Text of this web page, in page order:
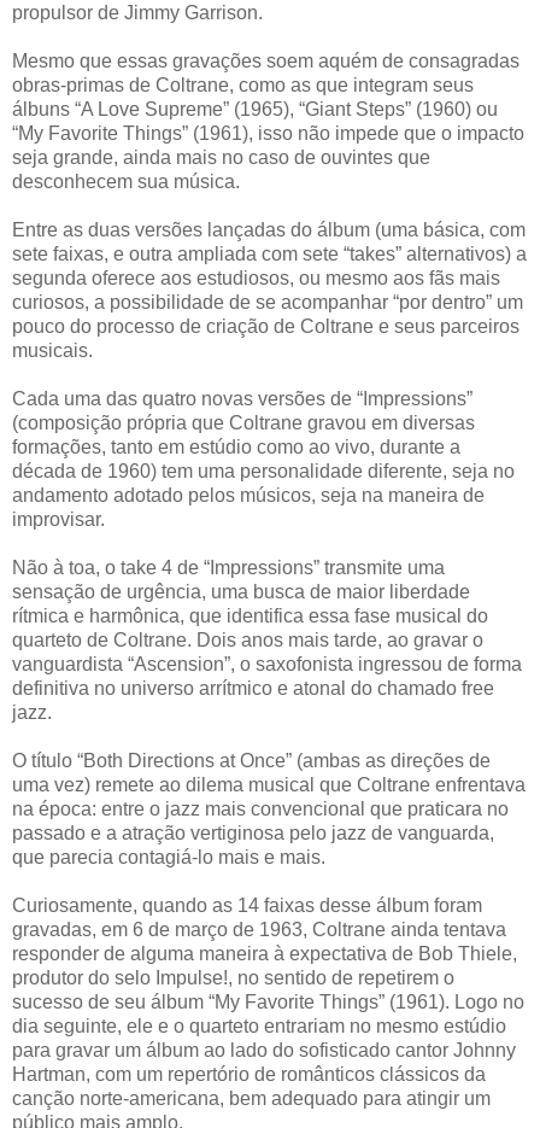
propulsor de Jimmy Garrison.
Mesmo que essas gravações soem aquém de consagradas
obras-primas de Coltrane, como as que integram seus
álbuns “A Love Supreme” (1965), “Giant Steps” (1960) ou
“My Favorite Things” (1961), isso não impede que o impacto
seja grande, ainda mais no caso de ouvintes que
desconhecem sua música.
Entre as duas versões lançadas do álbum (uma básica, com
sete faixas, e outra ampliada com sete “takes” alternativos) a
segunda oferece aos estudiosos, ou mesmo aos fãs mais
curiosos, a possibilidade de se acompanhar “por dentro” um
pouco do processo de criação de Coltrane e seus parceiros
musicais.
Cada uma das quatro novas versões de “Impressions”
(composição própria que Coltrane gravou em diversas
formações, tanto em estúdio como ao vivo, durante a
década de 1960) tem uma personalidade diferente, seja no
andamento adotado pelos músicos, seja na maneira de
improvisar.
Não à toa, o take 4 de “Impressions” transmite uma
sensação de urgência, uma busca de maior liberdade
rítmica e harmônica, que identifica essa fase musical do
quarteto de Coltrane. Dois anos mais tarde, ao gravar o
vanguardista “Ascension”, o saxofonista ingressou de forma
definitiva no universo arrítmico e atonal do chamado free
jazz.
O título “Both Directions at Once” (ambas as direções de
uma vez) remete ao dilema musical que Coltrane enfrentava
na época: entre o jazz mais convencional que praticara no
passado e a atração vertiginosa pelo jazz de vanguarda,
que parecia contagiá-lo mais e mais.
Curiosamente, quando as 14 faixas desse álbum foram
gravadas, em 6 de março de 1963, Coltrane ainda tentava
responder de alguma maneira à expectativa de Bob Thiele,
produtor do selo Impulse!, no sentido de repetirem o
sucesso de seu álbum “My Favorite Things” (1961). Logo no
dia seguinte, ele e o quarteto entrariam no mesmo estúdio
para gravar um álbum ao lado do sofisticado cantor Johnny
Hartman, com um repertório de românticos clássicos da
canção norte-americana, bem adequado para atingir um
público mais amplo.